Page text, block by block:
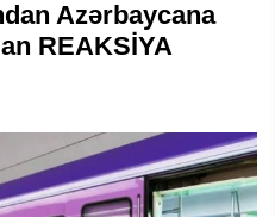
Azərbaycana
REAKSİYA